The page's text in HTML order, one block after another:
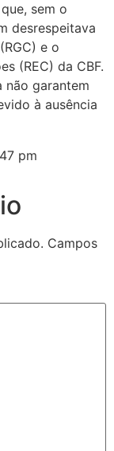
sem o
desrespeitava
e o
(REC) da CBF.
não garantem
à ausência
pm
Campos